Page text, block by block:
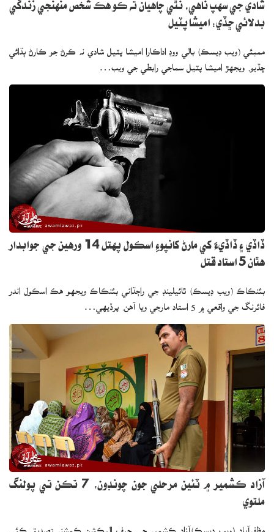
شادي جي سهپ ناهي، نٿي چاهيان ته ڪو هڪ شخص منهنجي زندگي
بدلائي ڇڏي: اميشا پٽيل
ممبئي (ويب ڊيسڪ) بالي ووڊ اداڪارا اميشا پٽيل شادي نه ڪرڻ جو ڪارڻ ٻڌائي
ڇڏيو. ويجهڙ اميشا پٽيل سماجي رابطي جي ويب…
ڏاڏي ۽ ڏاڏيءَ کي مارڻ کانپوءِ اسڪول پهتل 14 ورهين جي جوابدار
هٿان 5 استاد قتل
بئنڪاڪ (ويب ڊيسڪ) ٿائيلينڊ جي راڄڌاني بئنڪاڪ ويجهو هڪ اسڪول اندر
فائرنگ جي واقعي ۾ 5 استاد مارجي ويا آهن. پرڏيهي…
آزاد ڪشمير ۾ ٽئين مرحلي جون چونڊون، 7 تڪن تي پولنگ
ملتوي
مظفرآباد (ويب ڊيسڪ)آزاد ڪشمير جي چيف اليڪشن ڪمشنر تصديق ڪئي